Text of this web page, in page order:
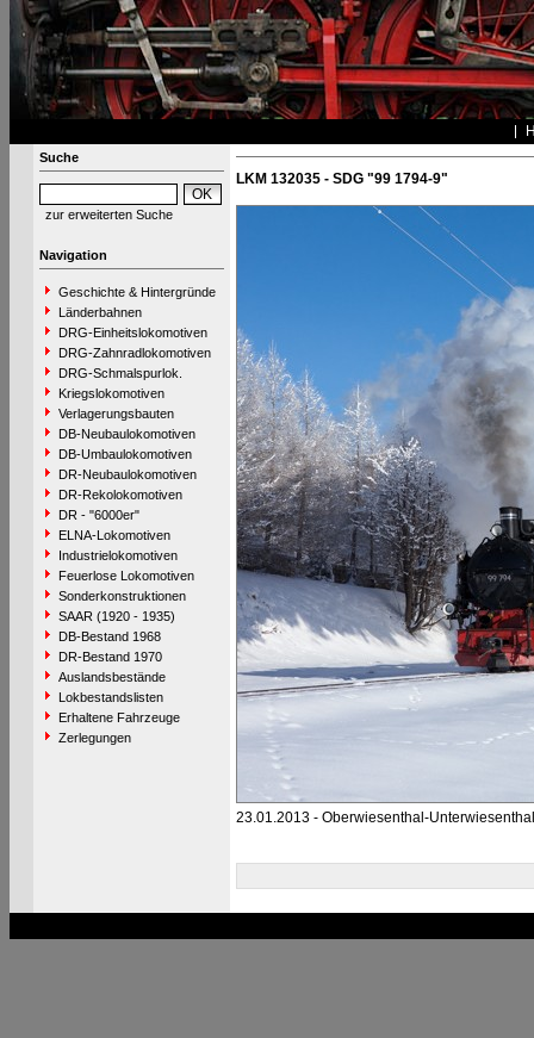
Suche
zur erweiterten Suche
Navigation
Geschichte & Hintergründe
Länderbahnen
DRG-Einheitslokomotiven
DRG-Zahnradlokomotiven
DRG-Schmalspurlok.
Kriegslokomotiven
Verlagerungsbauten
DB-Neubaulokomotiven
DB-Umbaulokomotiven
DR-Neubaulokomotiven
DR-Rekolokomotiven
DR - "6000er"
ELNA-Lokomotiven
Industrielokomotiven
Feuerlose Lokomotiven
Sonderkonstruktionen
SAAR (1920 - 1935)
DB-Bestand 1968
DR-Bestand 1970
Auslandsbestände
Lokbestandslisten
Erhaltene Fahrzeuge
Zerlegungen
LKM 132035 - SDG "99 1794-9"
23.01.2013 - Oberwiesenthal-Unterwiesenthal